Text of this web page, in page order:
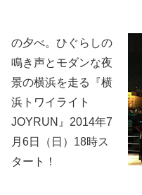
の夕べ。ひぐらしの
鳴き声とモダンな夜
景の横浜を走る『横
浜トワイライト
JOYRUN』2014年7
月6日（日）18時ス
タート！